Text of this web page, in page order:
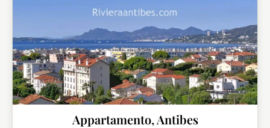
Appartamento, Antibes